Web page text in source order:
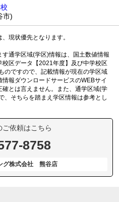
市)
現状優先となります。
通学区域(学区)情報は、国土数値情報
区データ【2021年度】及び中学校区
のですので、記載情報が現在の学区域
報ダウンロードサービスのWEBサイ
確とは言えません。また、通学区域(学
、そちらを踏まえ学区情報は参考とし
ご依頼はこちら
8758
グ株式会社 熊谷店